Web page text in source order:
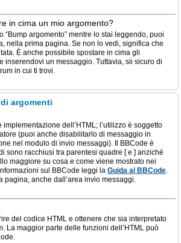
in cima un mio argomento?
“Bump argomento” mentre lo stai leggendo, puoi
nella prima pagina. Se non lo vedi, significa che
È anche possibile spostare in cima gli
inserendovi un messaggio. Tuttavia, sii sicuro di
in cui ti trovi.
argomenti
implementazione dell’HTML; l’utilizzo è soggetto
(puoi anche disabilitarlo di messaggio in
nel modulo di invio messaggi). Il BBCode è
sono racchiusi tra parentesi quadre [ e ] anziché
maggiore su cosa e come viene mostrato nei
sul BBCode leggi la Guida al BBCode.
pagina, anche dall’area invio messaggi.
del codice HTML e ottenere che sia interpretato
La maggior parte delle funzioni dell’HTML può